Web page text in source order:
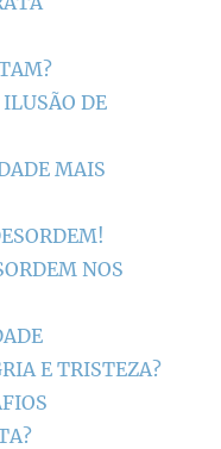
DE
MAIS
NOS
E TRISTEZA?